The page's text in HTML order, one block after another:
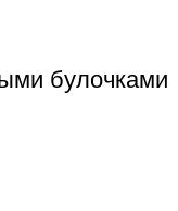
булочками